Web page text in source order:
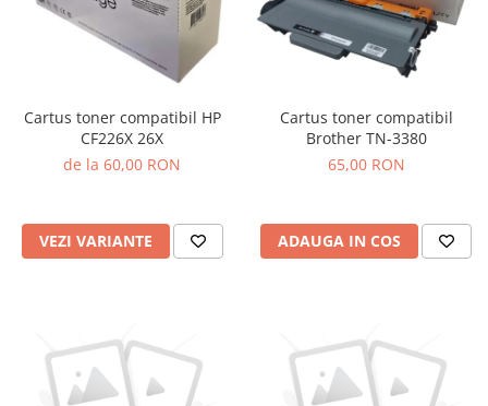
Cartus toner compatibil HP
CF226X 26X
de la 60,00 RON
VEZI VARIANTE
Cartus toner compatibil
Brother TN-3380
65,00 RON
ADAUGA IN COS